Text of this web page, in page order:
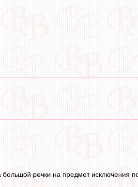
речки на предмет исключения